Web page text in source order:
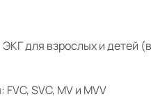
для взрослых и детей
SVC, MV и MVV